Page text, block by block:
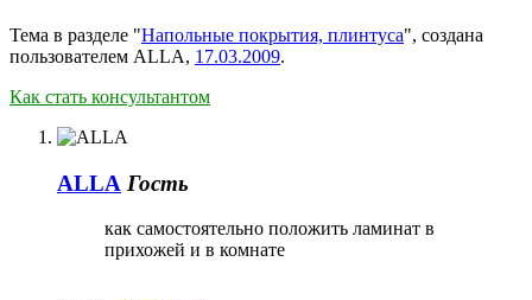
Тема в разделе "Напольные покрытия, плинтуса", создана
пользователем ALLA, 17.03.2009.
Как стать консультантом
ALLA Гость
как самостоятельно положить ламинат в
прихожей и в комнате